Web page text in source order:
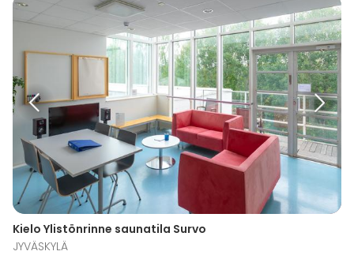
Kielo Ylistönrinne saunatila Survo
JYVÄSKYLÄ